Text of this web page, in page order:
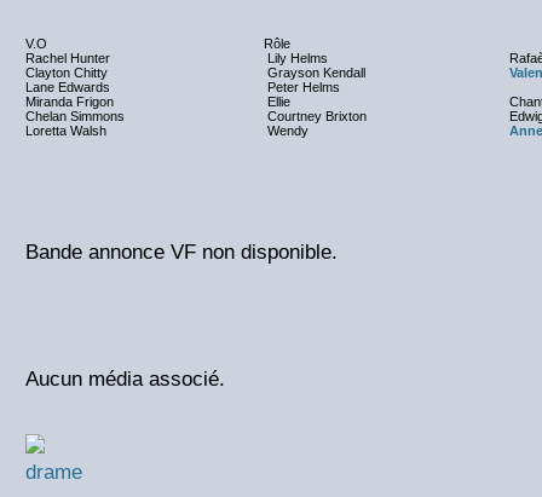
V.O
Rôle
Rachel Hunter
Lily Helms
Clayton Chitty
Grayson Kendall
Lane Edwards
Peter Helms
Miranda Frigon
Ellie
Chelan Simmons
Courtney Brixton
Loretta Walsh
Wendy
Bande annonce VF non disponible.
Aucun média associé.
drame